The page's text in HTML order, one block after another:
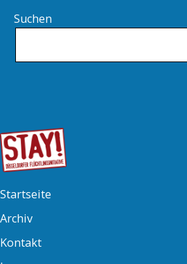
Suchen
Startseite
Archiv
Kontakt